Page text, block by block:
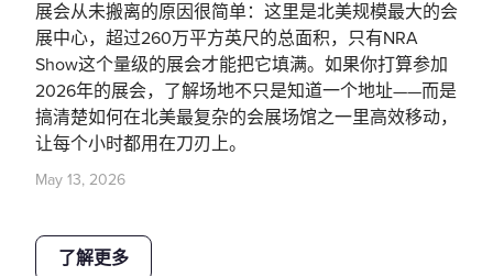
展会从未搬离的原因很简单：这里是北美规模最大的会
展中心，超过260万平方英尺的总面积，只有NRA
Show这个量级的展会才能把它填满。如果你打算参加
2026年的展会，了解场地不只是知道一个地址——而是
搞清楚如何在北美最复杂的会展场馆之一里高效移动，
让每个小时都用在刀刃上。
May 13, 2026
了解更多